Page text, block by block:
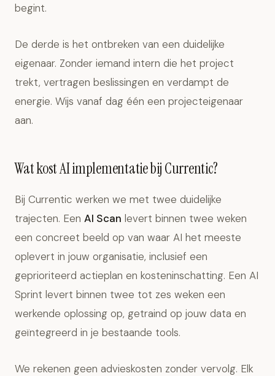
begint.
De derde is het ontbreken van een duidelijke
eigenaar. Zonder iemand intern die het project
trekt, vertragen beslissingen en verdampt de
energie. Wijs vanaf dag één een projecteigenaar
aan.
Wat kost AI implementatie bij Currentic?
Bij Currentic werken we met twee duidelijke
trajecten. Een AI Scan levert binnen twee weken
een concreet beeld op van waar AI het meeste
oplevert in jouw organisatie, inclusief een
geprioriteerd actieplan en kosteninschatting. Een AI
Sprint levert binnen twee tot zes weken een
werkende oplossing op, getraind op jouw data en
geïntegreerd in je bestaande tools.
We rekenen geen advieskosten zonder vervolg. Elk